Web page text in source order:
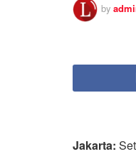
by
Jakarta: